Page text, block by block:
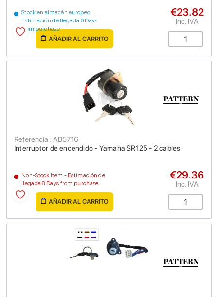
Stock en almacén europeo
Estimación de llegada 6 Days
from purchase
€23.82
Inc. IVA
AÑADIR AL CARRITO
Interruptor de encendido - Yamaha SR125 - 2 cables
Referencia : AB5716
Non-Stock Item - Estimación de
llegada 8 Days from purchase
€29.36
Inc. IVA
AÑADIR AL CARRITO